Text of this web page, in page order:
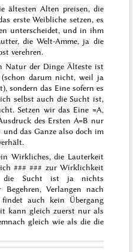
ältesten Alten preisen, die
erste Weibliche setzen, es
unterscheidet, und in ihm
die Welt-Amme, ja die
verehren.
Natur der Dinge Älteste ist
darum nicht, weil ja
sondern das Eine sofern es
selbst auch die Sucht ist,
Setzen wir das Eine =A,
des Ersten A=B nur
das Ganze also doch im
Wirkliches, die Lauterkeit
### ### zur Wirklichkeit
die Sucht ist ja nichts
Verlangen nach
findet auch kein Übergang
kann gleich zuerst nur als
gleich wieals die die